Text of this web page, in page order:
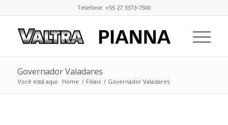
Telefone: +55 27 3373-7500
Governador Valadares
Você está aqui: Home / Filiais / Governador Valadares